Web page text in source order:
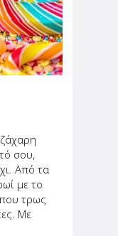
σου,
Από τα
με το
τρως
Με